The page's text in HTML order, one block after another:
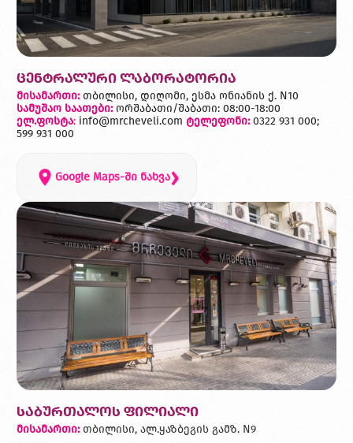
ცენტრალური ლაბორატორია
მისამართი:თბილისი, დიღომი, ესმა ონიანის ქ. N10
სამუშაო საათები:ორშაბათი/შაბათი: 08:00-18:00
ელ.ფოსტა: info@mrcheveli.comტელეფონი: 0322 931 000;
599 931 000
Google Maps-ში ნახვა›
საბურთალოს ფილიალი
მისამართი: თბილისი, ალ.ყაზბეგის გამზ. N9